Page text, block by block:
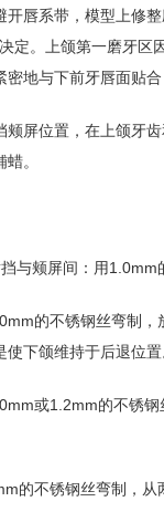
开唇系带，模型上修
定。上颌第一磨牙区
地与下前牙唇面贴
颊屏位置，在上颌牙
。
与颊屏间：用1.0mm
的不锈钢丝弯制
下颌维持于后退位置
或1.2mm的不锈
的不锈钢丝弯制，